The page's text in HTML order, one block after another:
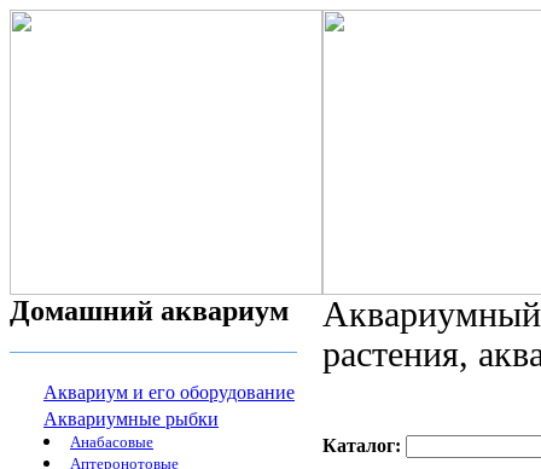
Домашний аквариум
Аквариум и его оборудование
Аквариумные рыбки
Анабасовые
Аптеронотовые
растения,
Каталог: